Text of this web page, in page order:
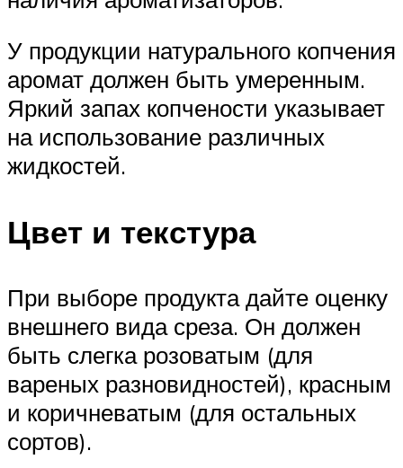
У продукции натурального копчения
аромат должен быть умеренным.
Яркий запах копчености указывает
на использование различных
жидкостей.
Цвет и текстура
При выборе продукта дайте оценку
внешнего вида среза. Он должен
быть слегка розоватым (для
вареных разновидностей), красным
и коричневатым (для остальных
сортов).